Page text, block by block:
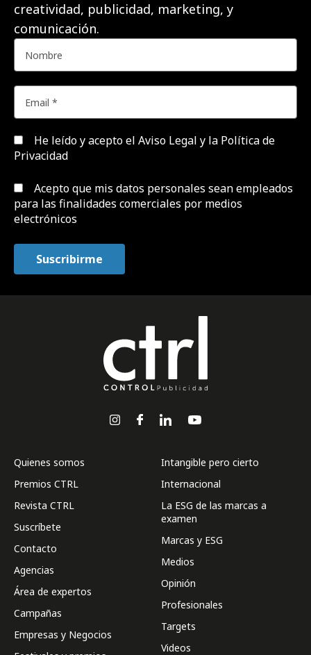
creatividad, publicidad, marketing, y
comunicación.
He leído y acepto el Aviso Legal y la Política de
Privacidad
Acepto que mis datos personales sean empleados
para las finalidades comerciales por medios
electrónicos
Quienes somos
Premios CTRL
Revista CTRL
Suscríbete
Contacto
Agencias
Área de expertos
Campañas
Empresas y Negocios
Intangible pero cierto
Internacional
La ESG de las marcas a
examen
Marcas y ESG
Medios
Opinión
Profesionales
Targets
Videos